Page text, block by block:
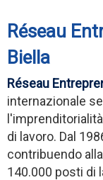
Réseau
Biella
Réseau
internazionale
di lavoro. Dal
contribuendo
140.000 posti di